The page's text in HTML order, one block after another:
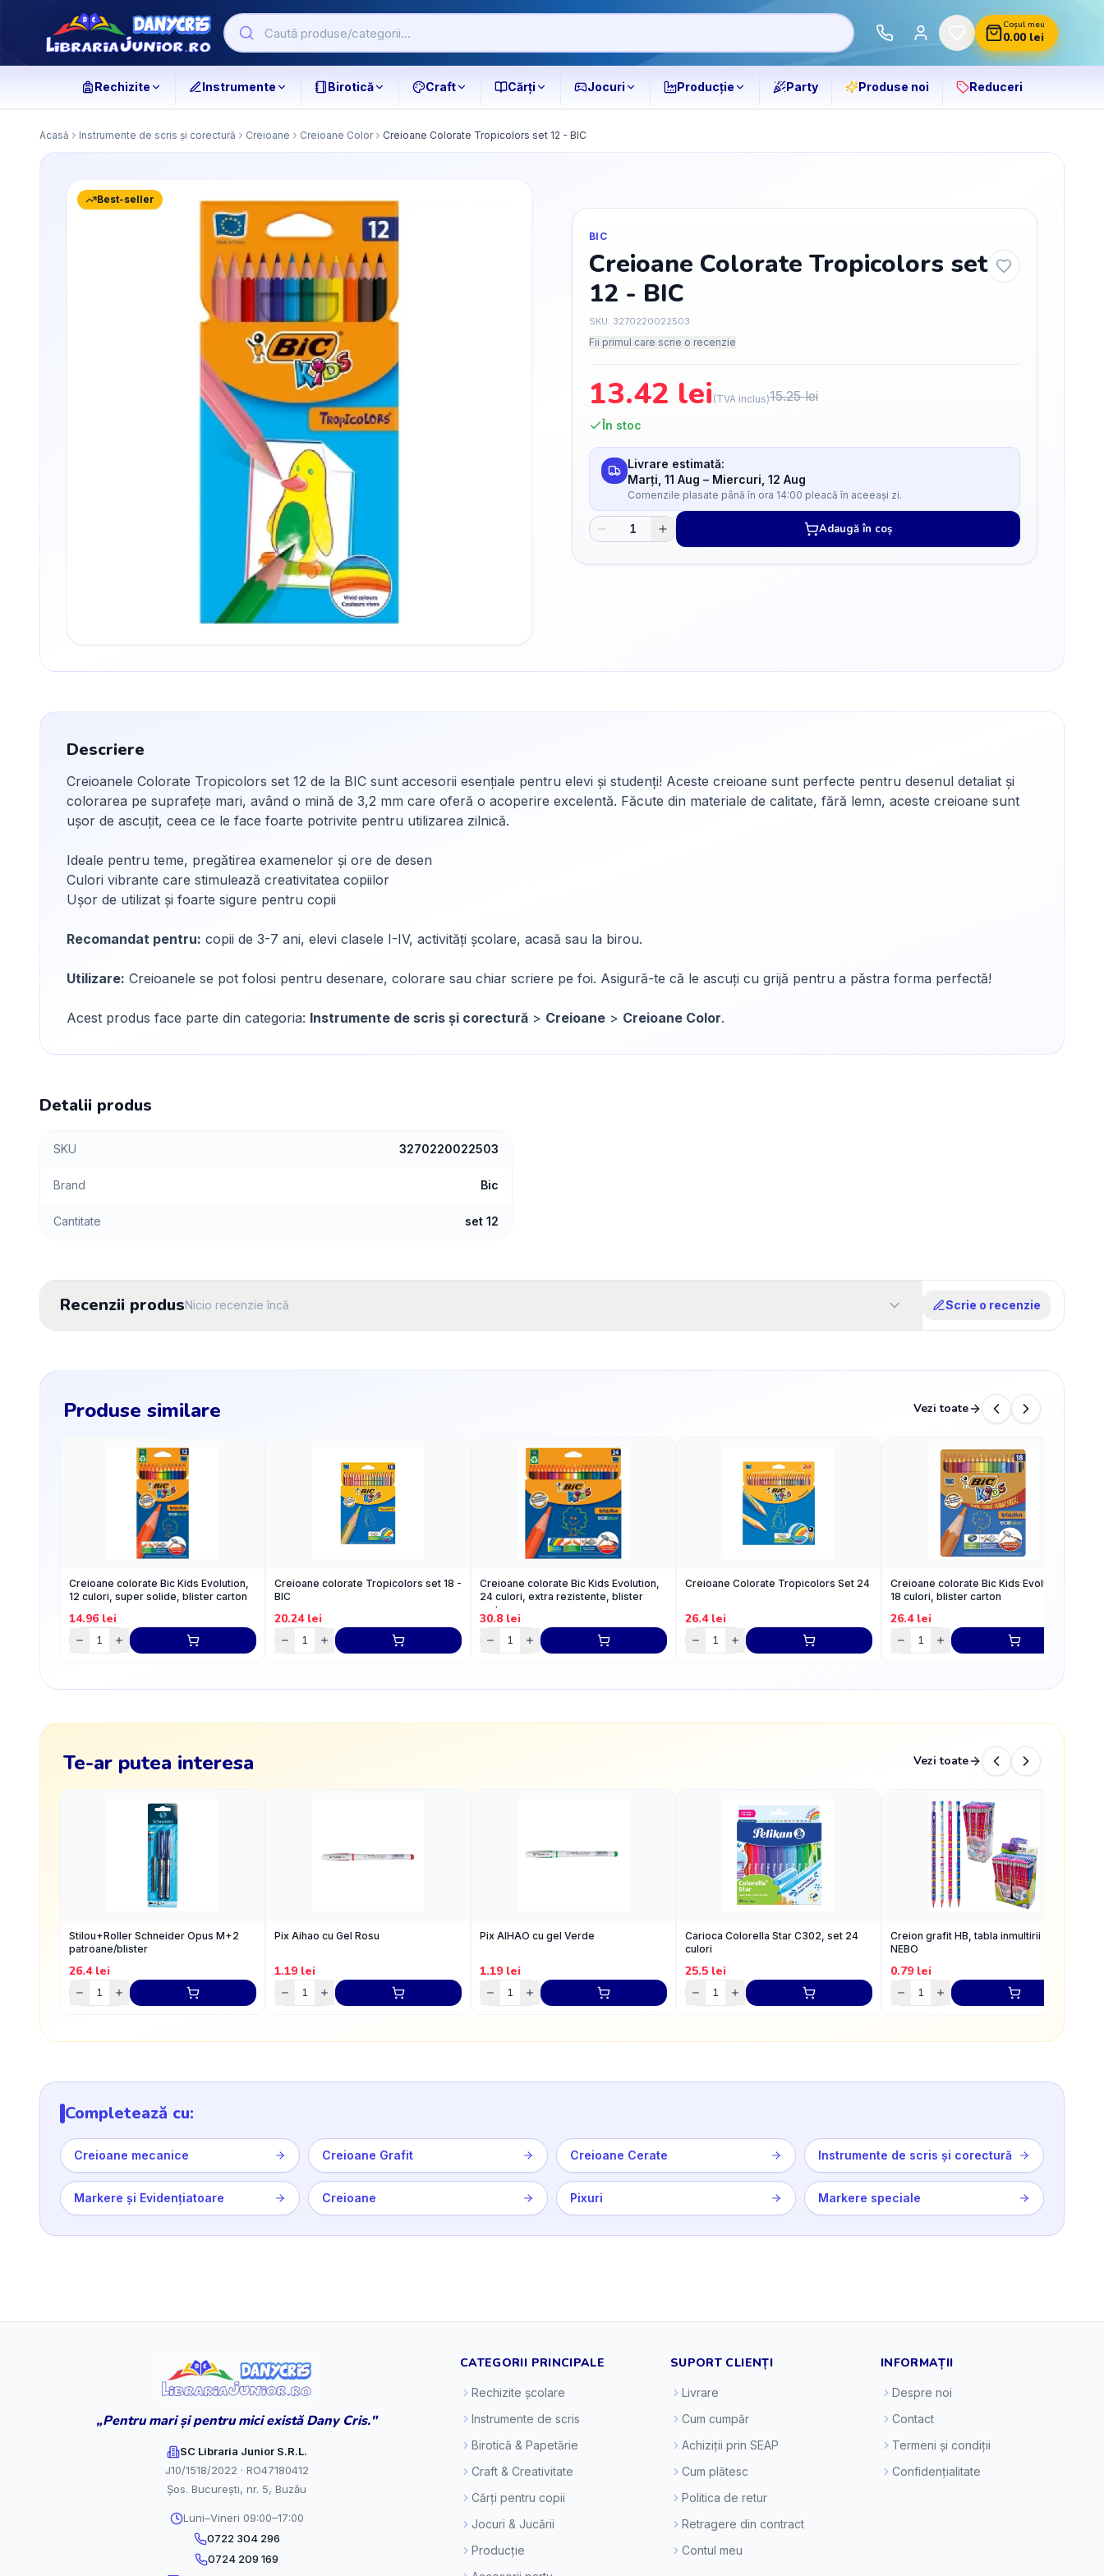
Coșul meu
0.00lei
Rechizite Instrumente Birotică Craft Cărți Jocuri Producție Party Produse noi Reduceri
Acasă Instrumente de scris și corectură Creioane Creioane Color Creioane Colorate Tropicolors set 12 - BIC
Best-seller
BIC
Creioane Colorate Tropicolors set
12 - BIC
SKU: 3270220022503
Fii primul care scrie o recenzie
13.42 lei (TVA inclus)15.25lei
În stoc
Livrare estimată:
Marți, 11 Aug – Miercuri, 12 Aug
Comenzile plasate până în ora 14:00 pleacă în aceeași zi.
Adaugă în coș
Descriere
Creioanele Colorate Tropicolors set 12 de la BIC sunt accesorii esențiale pentru elevi și studenți! Aceste creioane sunt perfecte pentru desenul detaliat și
colorarea pe suprafețe mari, având o mină de 3,2 mm care oferă o acoperire excelentă. Făcute din materiale de calitate, fără lemn, aceste creioane sunt
ușor de ascuțit, ceea ce le face foarte potrivite pentru utilizarea zilnică.
Ideale pentru teme, pregătirea examenelor și ore de desen
Culori vibrante care stimulează creativitatea copiilor
Ușor de utilizat și foarte sigure pentru copii
Recomandat pentru: copii de 3-7 ani, elevi clasele I-IV, activități școlare, acasă sau la birou.
Utilizare: Creioanele se pot folosi pentru desenare, colorare sau chiar scriere pe foi. Asigură-te că le ascuți cu grijă pentru a păstra forma perfectă!
Acest produs face parte din categoria: Instrumente de scris și corectură > Creioane > Creioane Color.
Detalii produs
SKU 3270220022503
Brand Bic
Cantitate set 12
Recenzii produsNicio recenzie încă Scrie o recenzie
Produse similare Vezi toate
Creioane colorate Bic Kids Evolution,
12 culori, super solide, blister carton
14.96lei
Creioane colorate Tropicolors set 18 -
BIC
20.24lei
Creioane colorate Bic Kids Evolution,
24 culori, extra rezistente, blister
carton
30.8 lei
Creioane Colorate Tropicolors Set 24
26.4lei
Creioane colorate Bic Kids Evolution,
18 culori, blister carton
26.4lei
Te-ar putea interesa Vezi toate
Stilou+Roller Schneider Opus M+2
patroane/blister
26.4lei
Pix Aihao cu Gel Rosu
1.19 lei
Pix AIHAO cu gel Verde
1.19 lei
Carioca Colorella Star C302, set 24
culori
25.5 lei
Creion grafit HB, tabla inmultirii -
NEBO
0.79 lei
Completează cu:
Creioane mecanice Creioane Grafit Creioane Cerate Instrumente de scris și corectură
Markere și Evidențiatoare Creioane Pixuri Markere speciale
„Pentru mari și pentru mici există Dany Cris."
SC Libraria Junior S.R.L.
J10/1518/2022 · RO47180412
Șos. București, nr. 5, Buzău
Luni–Vineri 09:00–17:00
0722 304 296
0724 209 169
CATEGORII PRINCIPALE
Rechizite școlare
Instrumente de scris
Birotică & Papetărie
Craft & Creativitate
Cărți pentru copii
Jocuri & Jucării
Producție
SUPORT CLIENȚI
Livrare
Cum cumpăr
Achiziții prin SEAP
Cum plătesc
Politica de retur
Retragere din contract
Contul meu
INFORMAȚII
Despre noi
Contact
Termeni și condiții
Confidențialitate